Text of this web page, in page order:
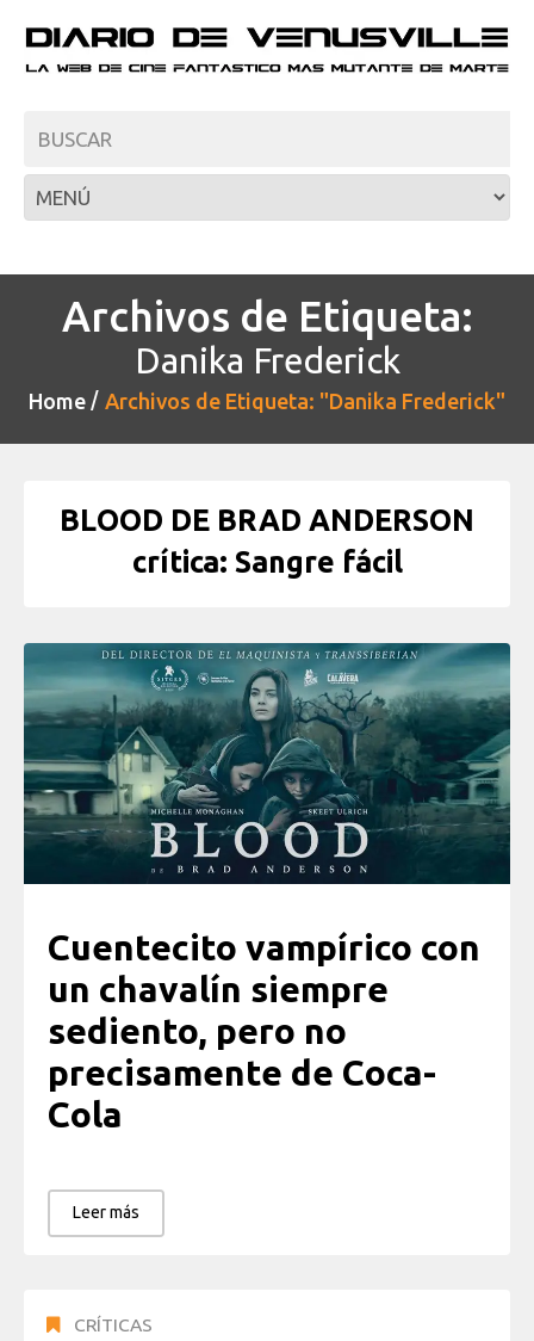
Archivos de Etiqueta:
Danika Frederick
Home Archivos de Etiqueta: "Danika Frederick"
BLOOD DE BRAD ANDERSON
crítica: Sangre fácil
Cuentecito vampírico con
un chavalín siempre
sediento, pero no
precisamente de Coca-
Cola
Leer más
CRÍTICAS